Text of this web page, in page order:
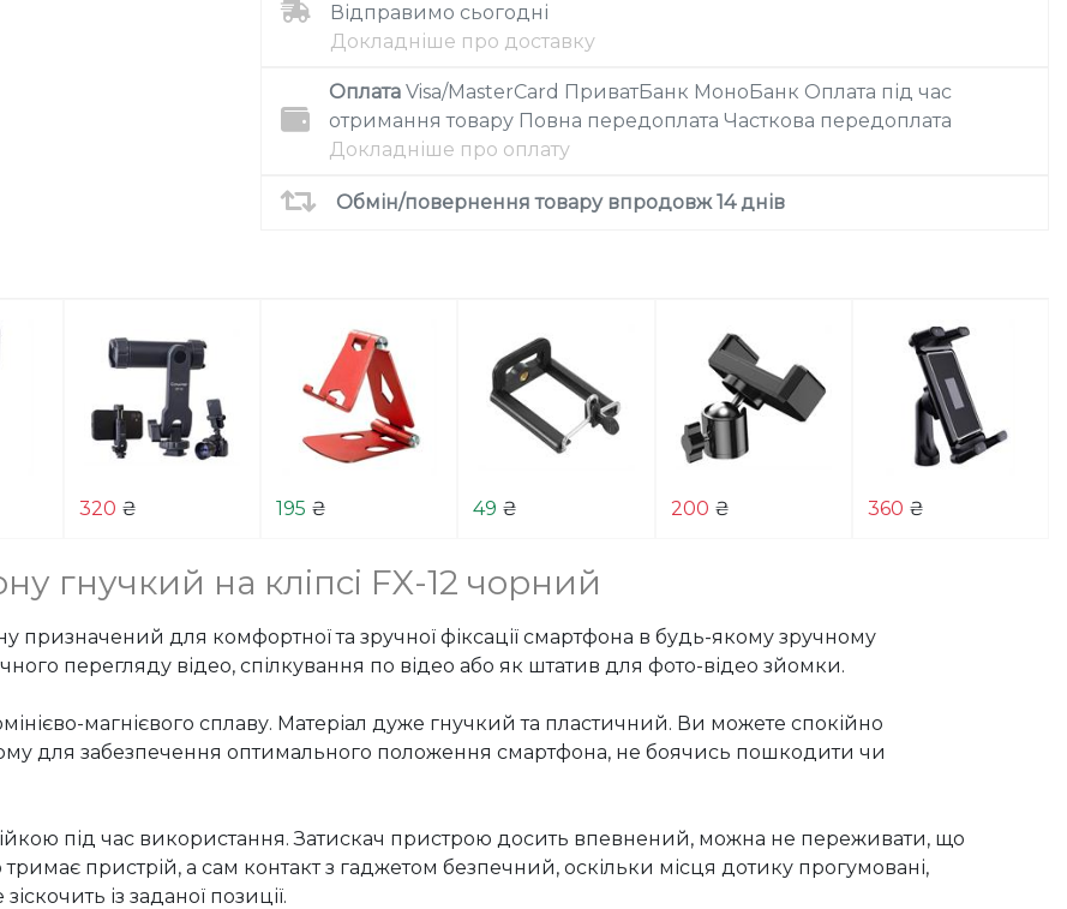
Відправимо сьогодні
Докладніше про доставку
Оплата Visa/MasterCard ПриватБанк МоноБанк Оплата під час
отримання товару Повна передоплата Часткова передоплата
Докладніше про оплату
Обмін/повернення товару впродовж 14 днів
320 ₴ 195 ₴ 49 ₴ 200 ₴ 360 ₴
гнучкий на кліпсі FX-12 чорний
призначений для комфортної та зручної фіксації смартфона в будь-якому зручному
перегляду відео, спілкування по відео або як штатив для фото-відео зйомки.
магнієвого сплаву. Матеріал дуже гнучкий та пластичний. Ви можете спокійно
для забезпечення оптимального положення смартфона, не боячись пошкодити чи
під час використання. Затискач пристрою досить впевнений, можна не переживати, що
пристрій, а сам контакт з гаджетом безпечний, оскільки місця дотику прогумовані,
із заданої позиції.